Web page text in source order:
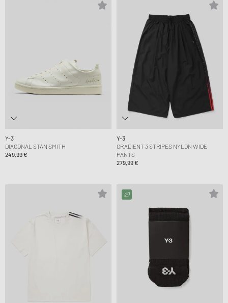
Y-3
DIAGONAL STAN SMITH
249,99 €
Y-3
GRADIENT 3 STRIPES NYLON WIDE
PANTS
279,99 €